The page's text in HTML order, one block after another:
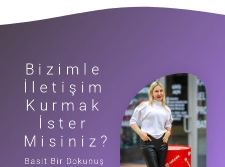
Bizimle
İletişim
Kurmak
İster
Misiniz?
Basit Bir Dokunuş